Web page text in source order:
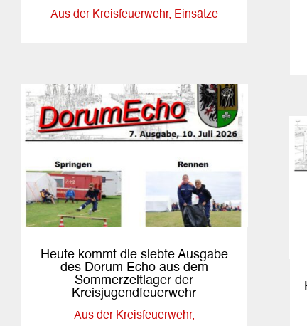
Aus der Kreisfeuerwehr, Einsätze
Heute kommt die siebte Ausgabe
des Dorum Echo aus dem
Sommerzeltlager der
Kreisjugendfeuerwehr
Aus der Kreisfeuerwehr,